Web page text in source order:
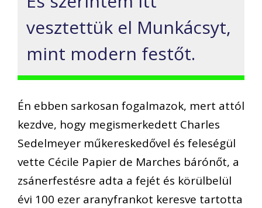
vesztettük el Munkácsyt,
mint modern festőt.
Én ebben sarkosan fogalmazok, mert attól
kezdve, hogy megismerkedett Charles
Sedelmeyer műkereskedővel és feleségül
vette Cécile Papier de Marches bárónőt, a
zsánerfestésre adta a fejét és körülbelül
évi 100 ezer aranyfrankot keresve tartotta